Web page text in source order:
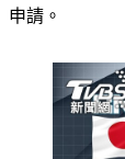
傳出美國FDA